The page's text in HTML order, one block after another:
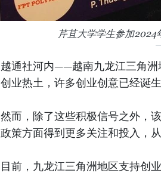
芹苴大学学生参加2024
越通社河内——越南九龙江三角洲
创业热土，许多创业创意已经诞
然而，除了这些积极信号之外，
政策方面得到更多关注和投入，
目前，九龙江三角洲地区支持创